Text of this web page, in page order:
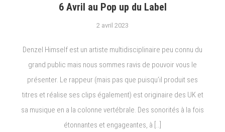
6 Avril au Pop up du Label
2 avril 2023
Denzel Himself est un artiste multidisciplinaire peu connu du
grand public mais nous sommes ravis de pouvoir vous le
présenter. Le rappeur (mais pas que puisqu’il produit ses
titres et réalise ses clips également) est originaire des UK et
sa musique en a la colonne vertébrale. Des sonorités à la fois
étonnantes et engageantes, à […]